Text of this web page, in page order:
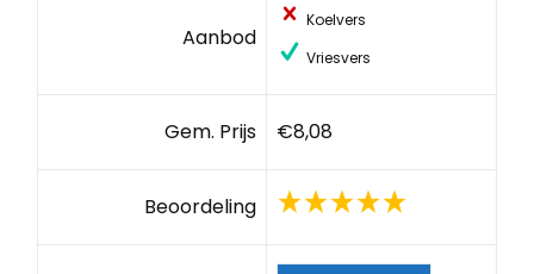
Aanbod
Koelvers
Vriesvers
Gem. Prijs €8,08
Beoordeling